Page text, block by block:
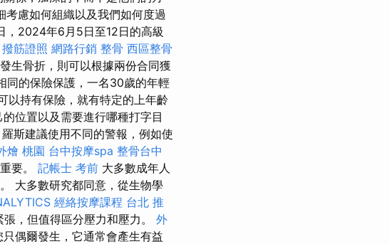
考慮如何組織以及我們如何度過
，2024年6月5日至12日的高級
撥筋證照 網路行銷 整骨 西區整骨
生骨折，則可以根據兩份合同獲
同的保險保護，一名30歲的年輕
以持有保險，就有特定的上年齡
位置以及需要進行哪種打字目
羅斯建議使用不同的警報，例如使
燴 桃園 台中按摩spa 整骨台中
要。 記帳士 考前 大多數成年人
大多數研究都同意，從生物學
經絡按摩課程 台北 推
，但值得區分壓力和壓力。 外
只偶爾發生，它通常會產生有益